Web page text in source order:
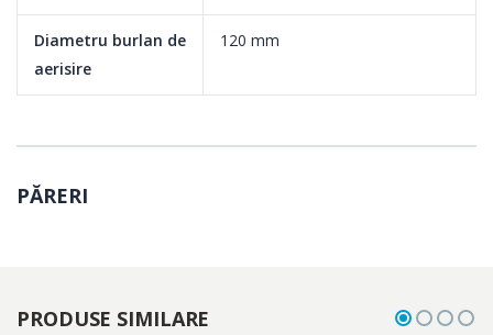
Diametru burlan de
aerisire
120 mm
PĂRERI
PRODUSE SIMILARE